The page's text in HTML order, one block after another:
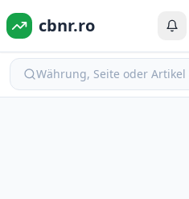
cbnr.ro
Währung, Seite oder Artikel